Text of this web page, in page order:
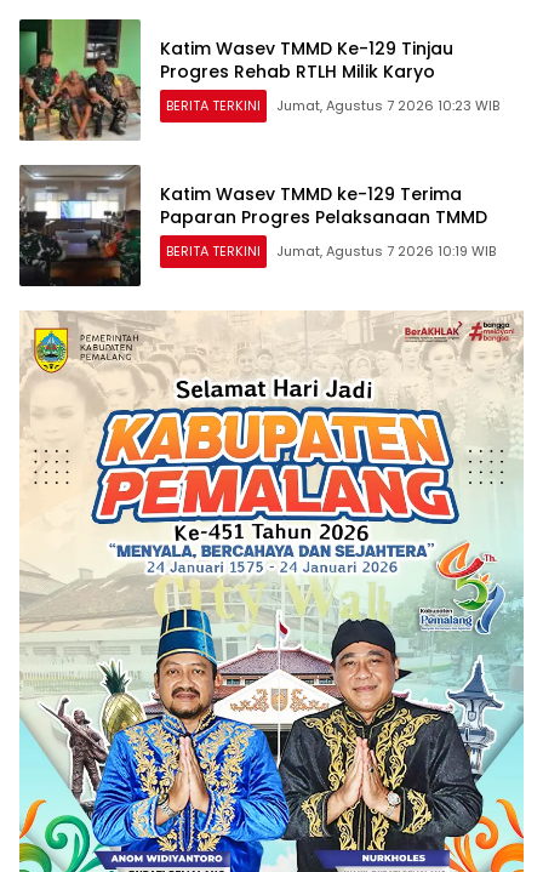
Katim Wasev TMMD Ke-129 Tinjau
Progres Rehab RTLH Milik Karyo
BERITA TERKINI Jumat, Agustus 7 2026 10:23 WIB
Katim Wasev TMMD ke-129 Terima
Paparan Progres Pelaksanaan TMMD
BERITA TERKINI Jumat, Agustus 7 2026 10:19 WIB